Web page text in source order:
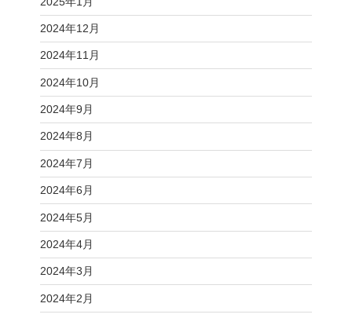
2024年12月
2024年11月
2024年10月
2024年9月
2024年8月
2024年7月
2024年6月
2024年5月
2024年4月
2024年3月
2024年2月